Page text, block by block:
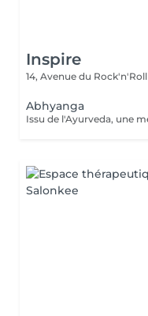
Inspire
14, Avenue du Rock'n'Roll
Abhyanga